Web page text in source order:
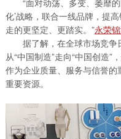
“面对动荡、多变、萎靡
化’战略，联合一线品牌，提
走的更坚定、更踏实。”永荣
据了解，在全球市场竞
从“中国制造”走向“中国创造”
作为企业质量、服务与信誉
重要资源。